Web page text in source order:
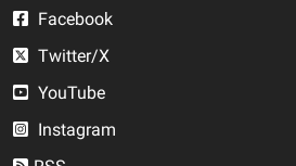
Facebook
Twitter/X
YouTube
Instagram